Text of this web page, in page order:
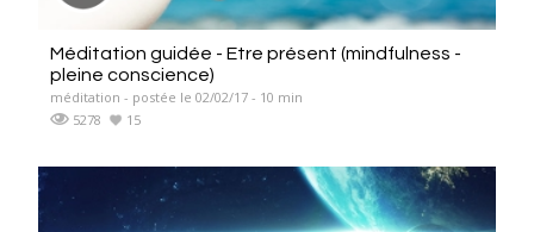
Méditation guidée - Etre présent (mindfulness -
pleine conscience)
méditation - postée le 02/02/17 - 10 min
5278
15